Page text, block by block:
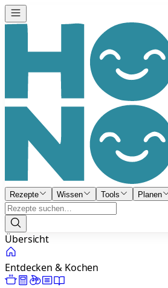
Rezepte Wissen Tools Planen
Übersicht
Entdecken & Kochen